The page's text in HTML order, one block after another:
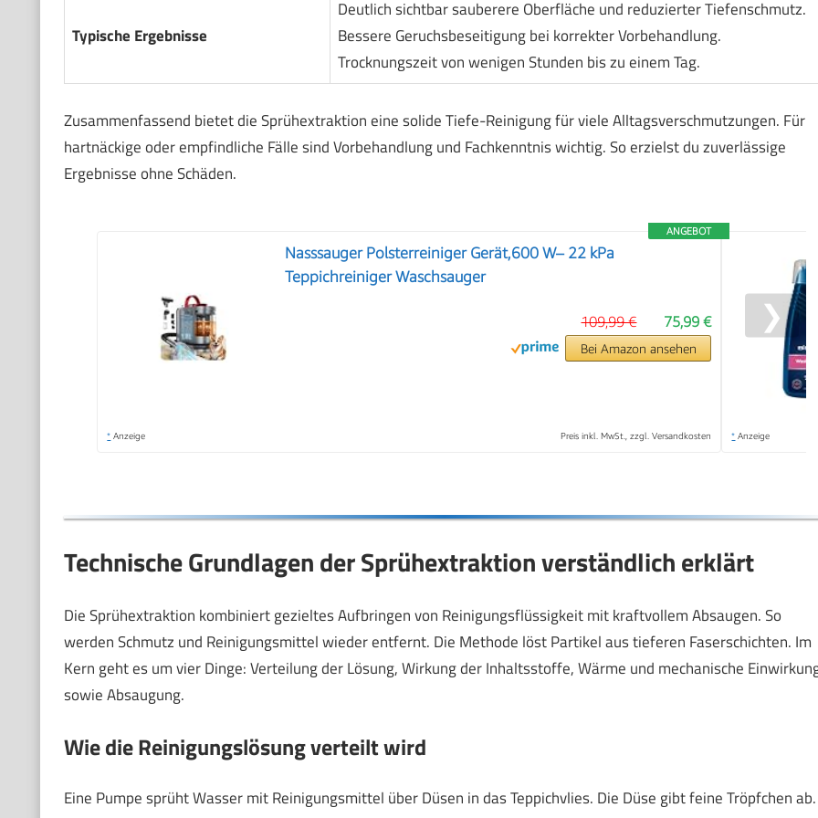
Typische Ergebnisse
Deutlich sichtbar sauberere Oberfläche und reduzierter Tiefenschmutz.
Bessere Geruchsbeseitigung bei korrekter Vorbehandlung.
Trocknungszeit von wenigen Stunden bis zu einem Tag.
Zusammenfassend bietet die Sprühextraktion eine solide Tiefe-Reinigung für viele Alltagsverschmutzungen. Für
hartnäckige oder empfindliche Fälle sind Vorbehandlung und Fachkenntnis wichtig. So erzielst du zuverlässige
Ergebnisse ohne Schäden.
ANGEBOT
Nasssauger Polsterreiniger Gerät,600 W– 22 kPa
Teppichreiniger Waschsauger
75,99 €
109,99 €
Bei Amazon ansehen
* Anzeige Preis inkl. MwSt., zzgl. Versandkosten * Anzeige
❯
Technische Grundlagen der Sprühextraktion verständlich erklärt
Die Sprühextraktion kombiniert gezieltes Aufbringen von Reinigungsflüssigkeit mit kraftvollem Absaugen. So
werden Schmutz und Reinigungsmittel wieder entfernt. Die Methode löst Partikel aus tieferen Faserschichten. Im
Kern geht es um vier Dinge: Verteilung der Lösung, Wirkung der Inhaltsstoffe, Wärme und mechanische
sowie Absaugung.
Wie die Reinigungslösung verteilt wird
Eine Pumpe sprüht Wasser mit Reinigungsmittel über Düsen in das Teppichvlies. Die Düse gibt feine Tröpfchen ab.